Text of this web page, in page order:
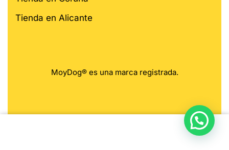
Tienda en Alicante
MoyDog® es una marca registrada.